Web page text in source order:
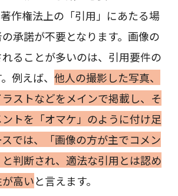
作権法上の「引用」にあたる場
承諾が不要となります。画像の
ることが多いのは、引用要件の
例えば、 他人の撮影した写真、
ストなどをメインで掲載し、そ
トを「オマケ」のように付け足
では、「画像の方が主でコメン
判断され、適法な引用とは認め
高いと言えます。